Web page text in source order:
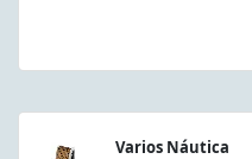
Varios Náutica